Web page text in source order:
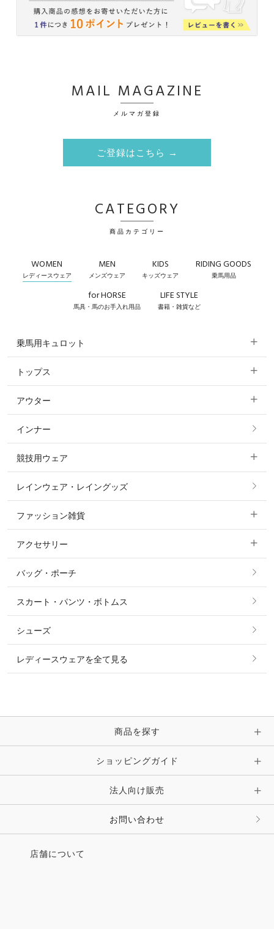
MAIL MAGAZINE
メルマガ登録
ご登録はこちら →
CATEGORY
商品カテゴリー
WOMEN
レディースウェア
MEN
メンズウェア
KIDS
キッズウェア
RIDING GOODS
乗馬用品
for HORSE
馬具・馬のお手入れ用品
LIFE STYLE
書籍・雑貨など
乗馬用キュロット
すべてのキュロット
フルグリップ・尻革 キュロット
ニーグリップ・膝革 キュロット
トップス
すべてのトップス
ポロシャツ
カットソー・Tシャツ・タンクトップ
ニット・セーター
シャツ・ブラウス・ワンピース
アウター
すべてのアウター
コート
ジャケット・ブルゾン
インナー
競技用ウェア
すべての競技用ウェア
ショージャケット
ショーシャツ
レインウェア・レイングッズ
ファッション雑貨
すべてのファッション雑貨
ソックス
ベルト
時計・財布・キーケース・革小物
キーホルダー・チャーム・ストラップ
その他 ファッション雑貨
アクセサリー
すべてのアクセサリー
リング
ピアス・イヤリング
ピン・ブローチ・コサージュ
その他 アクセサリー
バッグ・ポーチ
スカート・パンツ・ボトムス
シューズ
レディースウェアを全て見る
商品を探す
ショッピングガイド
法人向け販売
お問い合わせ
店舗について